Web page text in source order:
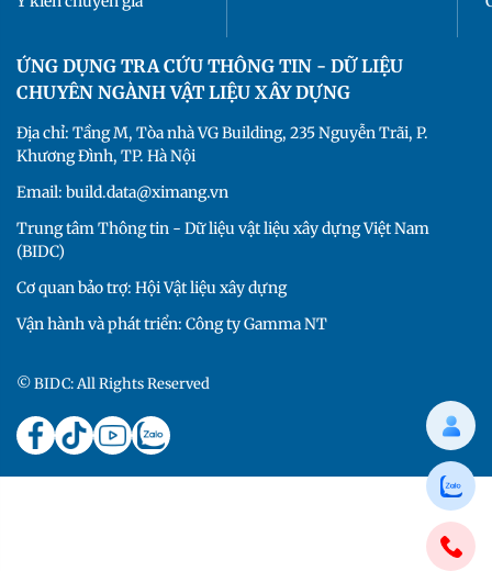
ỨNG DỤNG TRA CỨU THÔNG TIN - DỮ LIỆU
CHUYÊN NGÀNH VẬT LIỆU XÂY DỰNG
Địa chỉ: Tầng M, Tòa nhà VG Building, 235 Nguyễn Trãi, P.
Khương Đình, TP. Hà Nội
Email: build.data@ximang.vn
Trung tâm Thông tin - Dữ liệu vật liệu xây dựng Việt Nam
(BIDC)
Cơ quan bảo trợ: Hội Vật liệu xây dựng
Vận hành và phát triển: Công ty Gamma NT
© BIDC: All Rights Reserved